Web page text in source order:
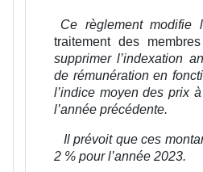
Ce règlement modifie
traitement des
supprimer l’indexation
de rémunération en
l’indice moyen des prix
l’année précédente.
Il prévoit que ces
2 % pour l’année 2023.